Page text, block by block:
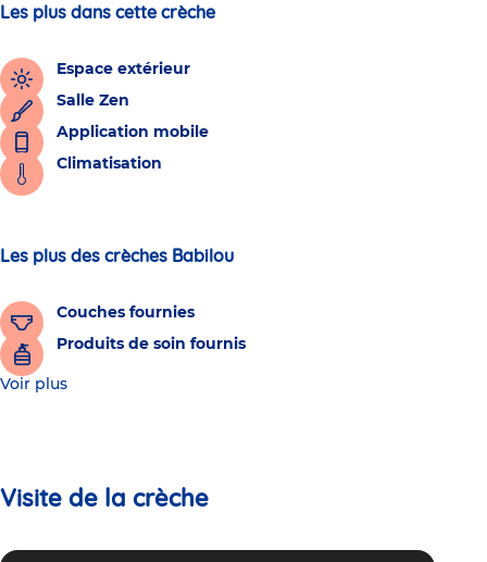
Les plus dans cette crèche
Espace extérieur
Salle Zen
Application mobile
Climatisation
Les plus des crèches Babilou
Couches fournies
Produits de soin fournis
Voir plus
Visite de la crèche